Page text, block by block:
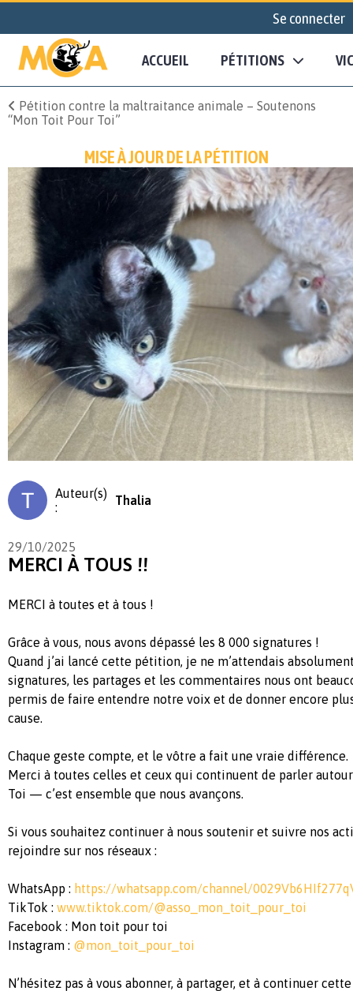
Se connecter
ACCUEIL PÉTITIONS
Pétition contre la maltraitance animale – Soutenons
“Mon Toit Pour Toi”
MISE À JOUR DE LA PÉTITION
Auteur(s)
:
Thalia
29/10/2025
MERCI À TOUS !!
MERCI à toutes et à tous !
Grâce à vous, nous avons dépassé les 8 000 signatures !
Quand j’ai lancé cette pétition, je ne m’attendais
signatures, les partages et les commentaires nous ont
permis de faire entendre notre voix et de donner encore
cause.
Chaque geste compte, et le vôtre a fait une vraie différence.
Merci à toutes celles et ceux qui continuent de parler
Toi — c’est ensemble que nous avançons.
Si vous souhaitez continuer à nous soutenir et suivre nos
rejoindre sur nos réseaux :
WhatsApp : https://whatsapp.com/channel/
TikTok : www.tiktok.com/@asso_mon_toit_pour_toi
Facebook : Mon toit pour toi
Instagram : @mon_toit_pour_toi
N’hésitez pas à vous abonner, à partager, et à continuer